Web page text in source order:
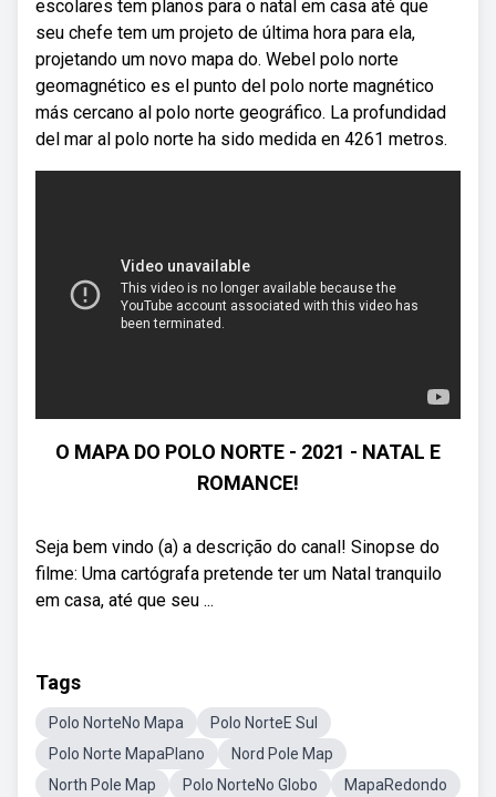
escolares tem planos para o natal em casa até que
seu chefe tem um projeto de última hora para ela,
projetando um novo mapa do. Webel polo norte
geomagnético es el punto del polo norte magnético
más cercano al polo norte geográfico. La profundidad
del mar al polo norte ha sido medida en 4261 metros.
O MAPA DO POLO NORTE - 2021 - NATAL E
ROMANCE!
Seja bem vindo (a) a descrição do canal! Sinopse do
filme: Uma cartógrafa pretende ter um Natal tranquilo
em casa, até que seu ...
Tags
Polo NorteNo Mapa
Polo NorteE Sul
Polo Norte MapaPlano
Nord Pole Map
North Pole Map
Polo NorteNo Globo
MapaRedondo